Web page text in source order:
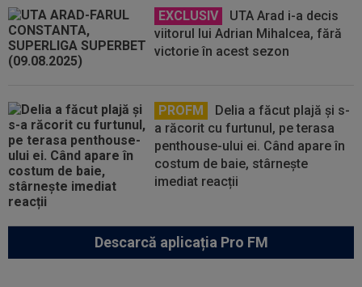
EXCLUSIV
UTA Arad i-a decis
viitorul lui Adrian Mihalcea, fără
victorie în acest sezon
PROFM
Delia a făcut plajă și s-
a răcorit cu furtunul, pe terasa
penthouse-ului ei. Când apare în
costum de baie, stârnește
imediat reacții
Descarcă aplicația Pro FM